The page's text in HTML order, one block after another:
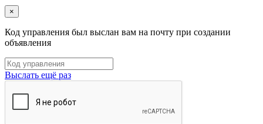
×
Код управления был выслан вам на почту при создании
объявления
Выслать ещё раз